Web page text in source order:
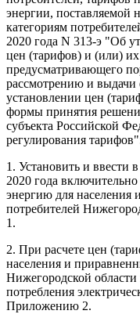
энергии,
категориям
2020 года N 313-э "Об
цен (тарифов) и (или)
предусматривающего
рассмотрению и выдачи
установлении цен
формы принятия
субъекта Российской
регулирования
1. Установить и ввести
2020 года
энергию для населения
потребителей
1.
2. При расчете цен
населения и
Нижегородской
потребления
Приложению 2.